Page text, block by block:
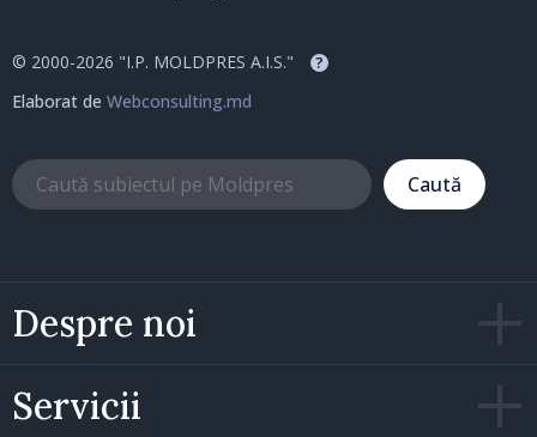
Despre noi
Servicii
© 2000-2026 "I.P. MOLDPRES A.I.S." ?
Elaborat de Webconsulting.md
Caută